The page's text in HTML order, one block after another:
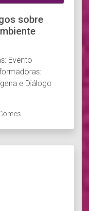
sobre
Evento
e Diálogo